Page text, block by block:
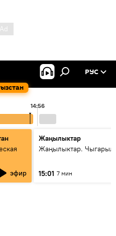
РУС
14:56
эфир
Жаңылыктар
Жаңылыктар.
15:01 7 мин